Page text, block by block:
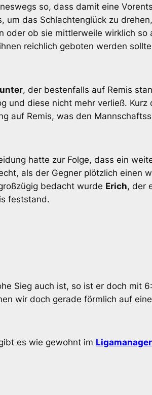
so, dass damit eine
um das Schlachtenglück zu
oder ob sie mittlerweile wirklich
reichlich geboten werden
, der bestenfalls auf Remis
und diese nicht mehr verließ. Kurz
auf Remis, was den
hatte zur Folge, dass ein
als der Gegner plötzlich einen
bedacht wurde Erich, der
feststand.
Sieg auch ist, so ist er doch mit
wir doch gerade förmlich auf
es wie gewohnt im Ligamanager